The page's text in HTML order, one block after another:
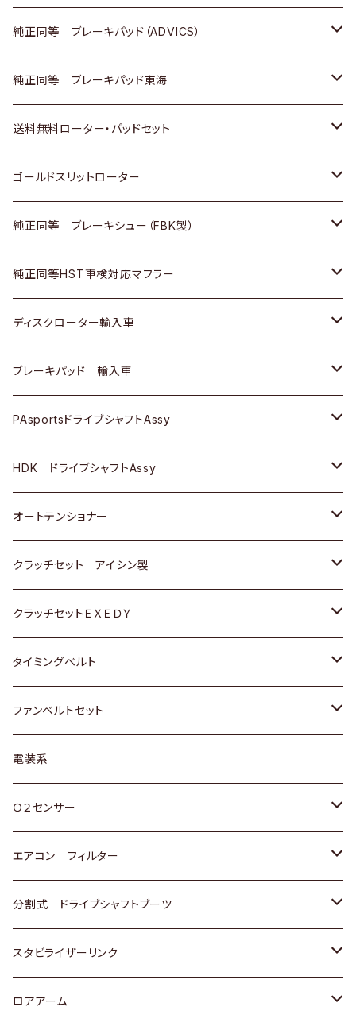
三菱
スバル
日野
三菱ふそう
ＢＭＷ
マツダ
三菱
日野
三菱ふそう
三菱
日野
三菱ふそう
その他
ダイハツ
マツダ
三菱
スバル
日産
いすゞ
ダイハツ
マツダ
三菱
スバル
いすゞ
ダイハツ
マツダ
三菱
ホンダ
スズキ
日産
ダイハツ
マツダ
三菱
スバル
トヨタ
ホンダ
スズキ
日産
いすゞ
ダイハツ
マツダ
三菱
スバル
ＢＥＮＺ
純正同等 ブレーキパッド（ADVICS）
トヨタ
ホンダ
スズキ
日産
ダイハツ
マツダ
三菱
スバル
純正同等 ブレーキパッド東海
トヨタ
ホンダ
日産
いすゞ
ダイハツ
マツダ
三菱
スバル
送料無料ローター・パッドセット
トヨタ
ホンダ
スズキ
日産
ダイハツ
マツダ
三菱
スバル
ゴールドスリットローター
トヨタ
ホンダ
スズキ
日産
ダイハツ
マツダ
三菱
スバル
純正同等 ブレーキシュー（FBK製）
ホンダ
スズキ
日産
ダイハツ
マツダ
三菱
スバル
純正同等HST車検対応マフラー
トヨタ
ホンダ
スズキ
日産
いすゞ
ダイハツ
マツダ
三菱
スバル
日野
ディスクローター輸入車
ＡＵＤＩ
ＢＥＮＺ
ＢＭＷ
GOLF
ＷＡＧＥＮ
アストロ（シボレー）
クライスラー
ブレーキパッド 輸入車
ＢＥＮＺ
ＢＭＷ
ＷＡＧＥＮ
ＶＯＬＶＯ
PAsportsドライブシャフトAssy
トヨタ
ホンダ
スズキ
日産
ダイハツ
マツダ
三菱
スバル
HDK ドライブシャフトAssy
スズキ
ダイハツ
日産
ホンダ
マツダ
オートテンショナー
トヨタ
クラッチセット アイシン製
ホンダ
スズキ
ダイハツ
マツダ
三菱
スバル
クラッチセットＥＸＥＤＹ
ホンダ
スズキ
日産
ダイハツ
マツダ
三菱
スバル
タイミングベルト
トヨタ
スズキ
ダイハツ
三菱
スバル
ファンベルトセット
トヨタ
ホンダ
スズキ
日産
いすゞ
ダイハツ
電装系
Ｏ２センサー
トヨタ
ホンダ
スズキ
日産
エアコン フィルター
トヨタ
ホンダ
スズキ
分割式 ドライブシャフトブーツ
トヨタ
ホンダ
スタビライザーリンク
トヨタ
ロアアーム